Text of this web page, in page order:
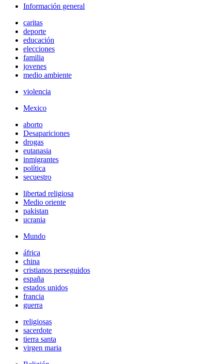
Información general
caritas
deporte
educación
elecciones
familia
jovenes
medio ambiente
violencia
Mexico
aborto
Desapariciones
drogas
eutanasia
inmigrantes
política
secuestro
libertad religiosa
Medio oriente
pakistan
ucrania
Mundo
áfrica
china
cristianos perseguidos
españa
estados unidos
francia
guerra
religiosas
sacerdote
tierra santa
virgen maria